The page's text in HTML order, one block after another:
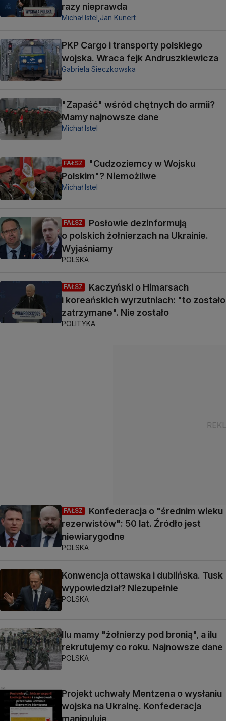
razy nieprawda
Michał Istel, Jan Kunert
PKP Cargo i transporty polskiego
wojska. Wraca fejk Andruszkiewicza
Gabriela Sieczkowska
"Zapaść" wśród chętnych do armii?
Mamy najnowsze dane
Michał Istel
FAŁSZ
"Cudzoziemcy w Wojsku
Polskim"? Niemożliwe
Michał Istel
FAŁSZ
Posłowie dezinformują
o polskich żołnierzach na Ukrainie.
Wyjaśniamy
POLSKA
FAŁSZ
Kaczyński o Himarsach
i koreańskich wyrzutniach: "to zostało
zatrzymane". Nie zostało
POLITYKA
FAŁSZ
Konfederacja o "średnim wieku
rezerwistów": 50 lat. Źródło jest
niewiarygodne
POLSKA
Konwencja ottawska i dublińska. Tusk
wypowiedział? Niezupełnie
POLSKA
Ilu mamy "żołnierzy pod bronią", a ilu
rekrutujemy co roku. Najnowsze dane
POLSKA
Projekt uchwały Mentzena o wysłaniu
wojska na Ukrainę. Konfederacja
manipuluje